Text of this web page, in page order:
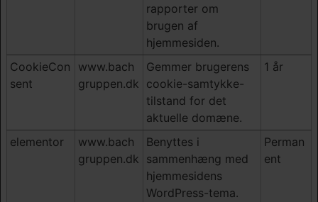
rapporter om
brugen af
hjemmesiden.
CookieCon
sent
www.bach
gruppen.dk
Gemmer brugerens
cookie-samtykke-
tilstand for det
aktuelle domæne.
1 år
elementor
www.bach
gruppen.dk
Benyttes i
sammenhæng med
hjemmesidens
WordPress-tema.
Perman
ent